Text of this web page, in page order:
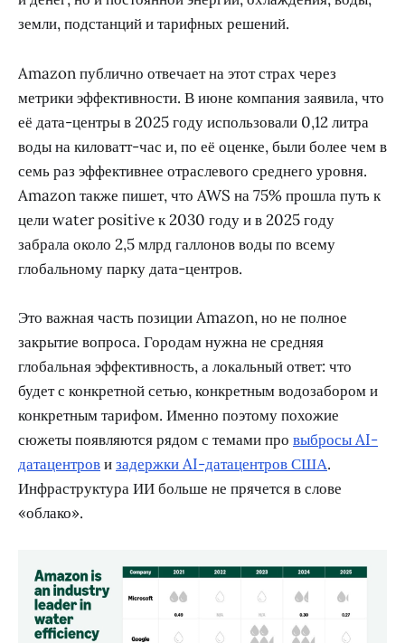
земли, подстанций и тарифных решений.
Amazon публично отвечает на этот страх через
метрики эффективности. В июне компания заявила, что
её дата-центры в 2025 году использовали 0,12 литра
воды на киловатт-час и, по её оценке, были более чем в
семь раз эффективнее отраслевого среднего уровня.
Amazon также пишет, что AWS на 75% прошла путь к
цели water positive к 2030 году и в 2025 году
забрала около 2,5 млрд галлонов воды по всему
глобальному парку дата-центров.
Это важная часть позиции Amazon, но не полное
закрытие вопроса. Городам нужна не средняя
глобальная эффективность, а локальный ответ: что
будет с конкретной сетью, конкретным водозабором и
конкретным тарифом. Именно поэтому похожие
сюжеты появляются рядом с темами про выбросы AI-
датацентровизадержки AI-датацентров США.
Инфраструктура ИИ больше не прячется в слове
«облако».